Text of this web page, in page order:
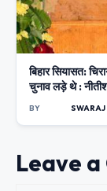
बिहार सियासत:
चुनाव लड़े थे :
BY SWARAJ
Leave